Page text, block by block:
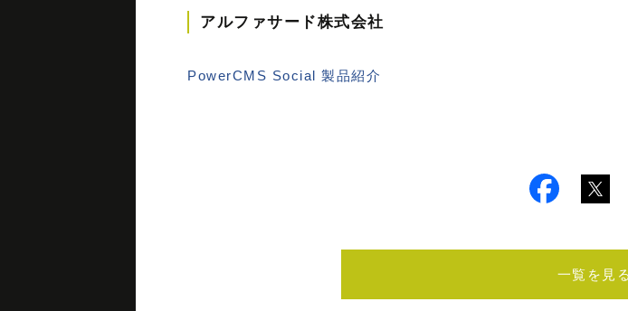
アルファサード株式会社
PowerCMS Social 製品紹介
一覧を見る